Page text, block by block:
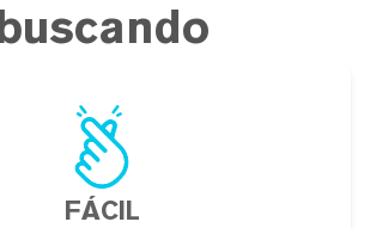
buscando
FÁCIL